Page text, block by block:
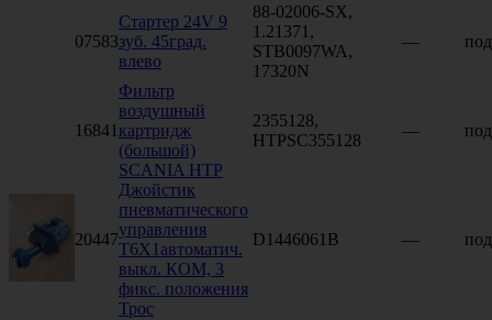
07583
Стартер 24V 9
зуб. 45град.
влево
88-02006-SX,
1.21371,
STB0097WA,
17320N
—
16841
Фильтр
воздушный
картридж
(большой)
SCANIA HTP
2355128,
HTPSC355128
—
20447
Джойстик
пневматического
управления
T6Х1автоматич.
выкл. КОМ, 3
фикс. положения
D1446061B —
Трос